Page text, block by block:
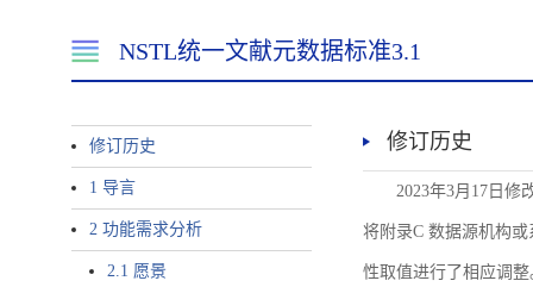
NSTL统一文献元数据标准3.1
修订历史
1 导言
2 功能需求分析
2.1 愿景
修订历史
2023年3月17日修
将附录C 数据源机构或
性取值进行了相应调整